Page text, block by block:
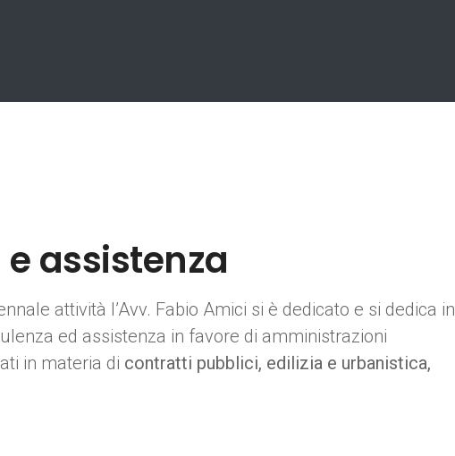
assistenza
attività l’Avv. Fabio Amici si è dedicato e si dedica in
ed assistenza in favore di amministrazioni
in materia di contratti pubblici, edilizia e urbanistica,